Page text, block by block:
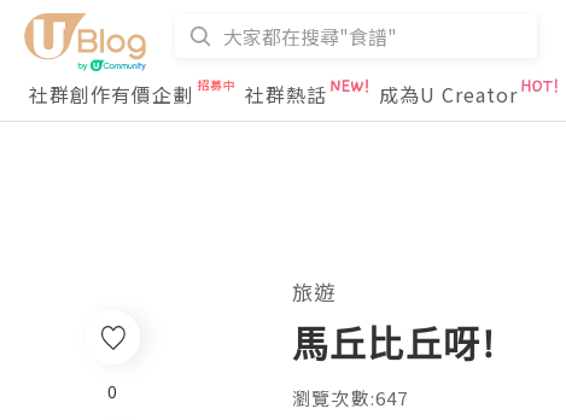
社群創作有價企劃
社群熱話 成為U Creator
旅遊
馬丘比丘呀!
瀏覽次數:647
0